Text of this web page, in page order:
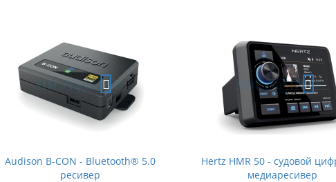
Audison B-CON - Bluetooth® 5.0
ресивер
Hertz HMR 50 - судовой
медиаресивер